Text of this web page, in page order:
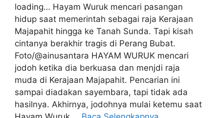
loading… Hayam Wuruk mencari pasangan
hidup saat memerintah sebagai raja Kerajaan
Majapahit hingga ke Tanah Sunda. Tapi kisah
cintanya berakhir tragis di Perang Bubat.
Foto/@ainusantara HAYAM WURUK mencari
jodoh ketika dia berkuasa dan menjdi raja
muda di Kerajaan Majapahit. Pencarian ini
sampai diadakan sayembara, tapi tidak ada
hasilnya. Akhirnya, jodohnya mulai ketemu saat